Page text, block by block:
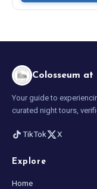
Colosseum
Your guide to
curated night tours,
TikTok X
Explore
Home